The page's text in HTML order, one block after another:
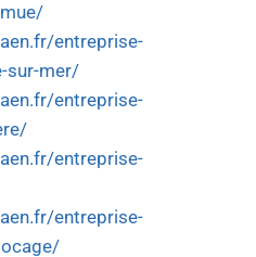
entreprise-
sur-mer/
entreprise-
entreprise-
entreprise-